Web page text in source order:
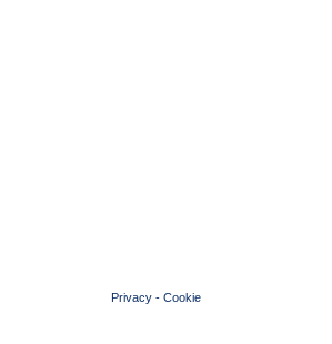
Privacy - Cookie